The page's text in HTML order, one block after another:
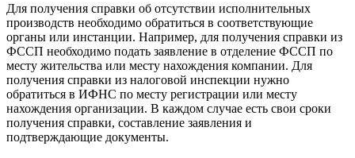
Для получения справки об отсутствии исполнительных
производств необходимо обратиться в соответствующие
органы или инстанции. Например, для получения справки из
ФССП необходимо подать заявление в отделение ФССП по
месту жительства или месту нахождения компании. Для
получения справки из налоговой инспекции нужно
обратиться в ИФНС по месту регистрации или месту
нахождения организации. В каждом случае есть свои сроки
получения справки, составление заявления и
подтверждающие документы.